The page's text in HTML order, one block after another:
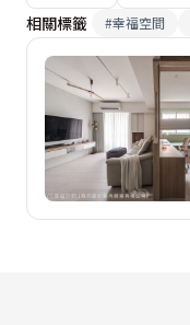
相關標籤
#幸福空間